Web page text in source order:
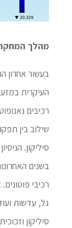
מהלך
בעשור אחרון
העיקרית
שילוב בין
סיליקון.
בשנים
רכיבי
גל, עדשות
סיליקון